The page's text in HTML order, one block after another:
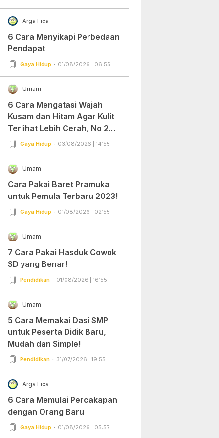
Arga Fica
6 Cara Menyikapi Perbedaan
Pendapat
Gaya Hidup 01/08/2026 | 06:55
Umam
6 Cara Mengatasi Wajah
Kusam dan Hitam Agar Kulit
Terlihat Lebih Cerah, No 2
Gampang Banget dan Mudah
Gaya Hidup 03/08/2026 | 14:55
Umam
Cara Pakai Baret Pramuka
untuk Pemula Terbaru 2023!
Gaya Hidup 01/08/2026 | 02:55
Umam
7 Cara Pakai Hasduk Cowok
SD yang Benar!
Pendidikan 01/08/2026 | 16:55
Umam
5 Cara Memakai Dasi SMP
untuk Peserta Didik Baru,
Mudah dan Simple!
Pendidikan 31/07/2026 | 19:55
Arga Fica
6 Cara Memulai Percakapan
dengan Orang Baru
Gaya Hidup 01/08/2026 | 05:57